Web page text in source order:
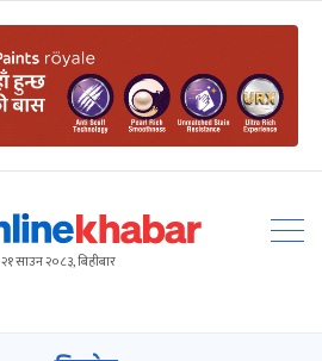
२१ साउन २०८३, बिहीबार